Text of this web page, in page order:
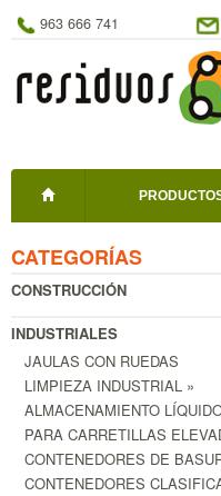
963 666 741
CATEGORÍAS
CONSTRUCCIÓN
INDUSTRIALES
JAULAS CON RUEDAS
LIMPIEZA INDUSTRIAL »
ALMACENAMIENTO
PARA CARRETILLAS
CONTENEDORES DE
CONTENEDORES